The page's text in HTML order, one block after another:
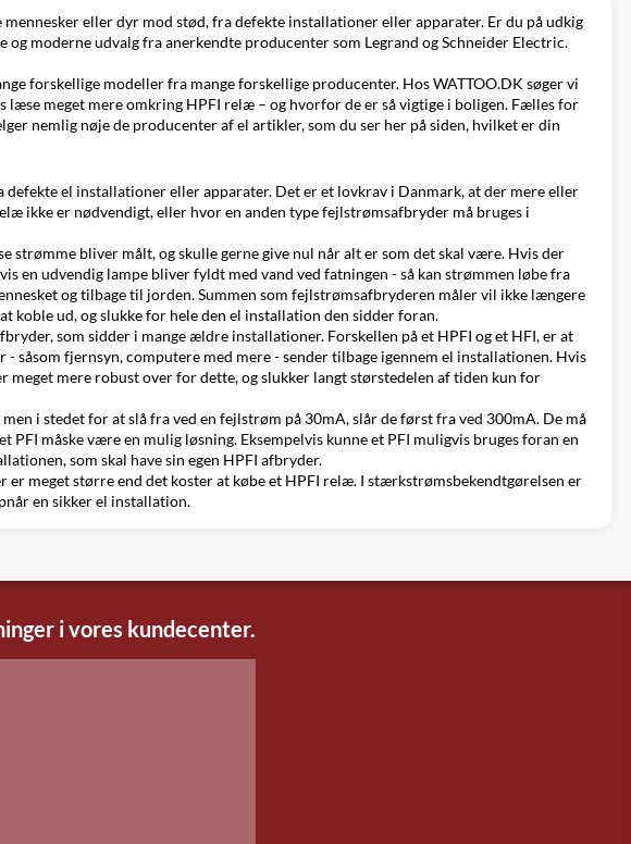
eller dyr mod stød, fra defekte installationer eller apparater. Er du på udkig
moderne udvalg fra anerkendte producenter som Legrand ogSchneider Electric.
forskellige modeller fra mange forskellige producenter. Hos WATTOO.DK søger vi
meget mere omkring HPFI relæ – og hvorfor de er så vigtige i boligen. Fælles for
nemlig nøje de producenter afel artikler, som du ser her på siden, hvilket er din
el installationer eller apparater. Det er et lovkrav i Danmark, at der mere eller
ikke er nødvendigt, eller hvor en anden type fejlstrømsafbryder må bruges i
strømme bliver målt, og skulle gerne give nul når alt er som det skal være. Hvis der
en udvendig lampe bliver fyldt med vand ved fatningen - så kan strømmen løbe fra
og tilbage til jorden. Summen som fejlstrømsafbryderen måler vil ikke længere
ud, og slukke for hele den el installation den sidder foran.
som sidder i mange ældre installationer. Forskellen på et HPFI og et HFI, er at
fjernsyn, computere med mere - sender tilbage igennem el installationen. Hvis
meget mere robust over for dette, og slukker langt størstedelen af tiden kun for
i stedet for at slå fra ved en fejlstrøm på 30mA, slår de først fra ved 300mA. De må
måske være en mulig løsning. Eksempelvis kunne et PFI muligvis bruges foran en
som skal have sin egen HPFI afbryder.
meget større end det koster at købe et HPFI relæ. I stærkstrømsbekendtgørelsen er
en sikker el installation.
i vores kundecenter.